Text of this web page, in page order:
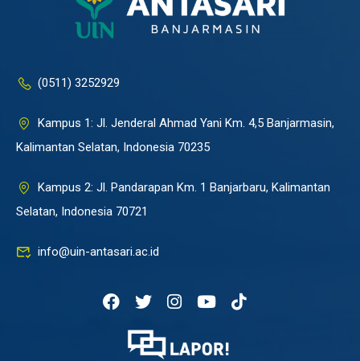
(0511) 3252929
Kampus 1: Jl. Jenderal Ahmad Yani Km. 4,5 Banjarmasin,
Kalimantan Selatan, Indonesia 70235
Kampus 2: Jl. Pandarapan Km. 1 Banjarbaru, Kalimantan
Selatan, Indonesia 70721
info@uin-antasari.ac.id